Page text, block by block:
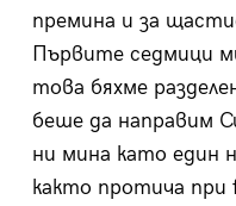
премина и за
Първите седмици
това бяхме
беше да направим
ни мина като един
както протича